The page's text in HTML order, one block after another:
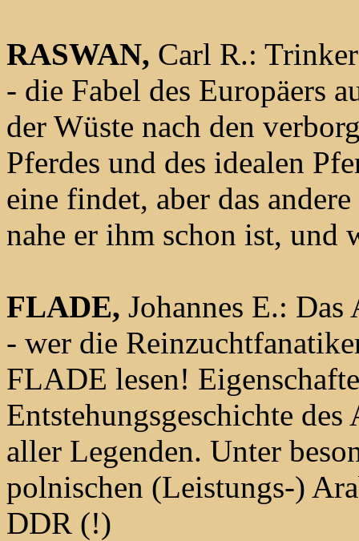
RASWAN, Carl R.:
- die Fabel des Europäers
der Wüste nach den
Pferdes und des idealen
eine findet, aber das
nahe er ihm schon ist, und
FLADE, Johannes E.:
- wer die
FLADE lesen!
Entstehungsgeschichte
aller Legenden. Unter
polnischen (Leistungs-)
DDR (!)